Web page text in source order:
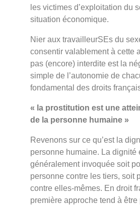
les victimes d’exploitation du
situation économique.
Nier aux travailleurSEs du
consentir valablement à cette
pas (encore) interdite est la
simple de l’autonomie de
fondamental des droits
« la prostitution est une
de la personne humaine »
Revenons sur ce qu’est la
personne humaine. La dignité
généralement invoquée soit
personne contre les tiers, soit
contre elles-mêmes. En droit
première approche tend à